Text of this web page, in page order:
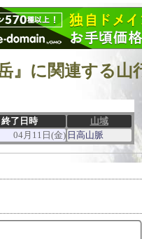
』に関連する山
終了日時
山域
04月11日(金) 日高山脈